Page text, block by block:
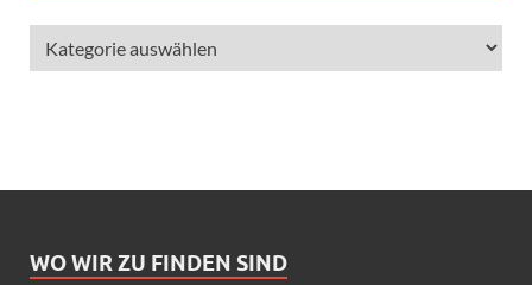
WO WIR ZU FINDEN SIND